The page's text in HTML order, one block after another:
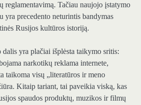
reglamentavimą. Tačiau naujojo įstatymo
yra precedento neturintis bandymas
Rusijos kultūros istoriją.
dalis yra plačiai išplėsta taikymo sritis:
narkotikų reklama internete,
taikoma visų „literatūros ir meno
Kitaip tariant, tai paveikia viską, kas
spaudos produktų, muzikos ir filmų